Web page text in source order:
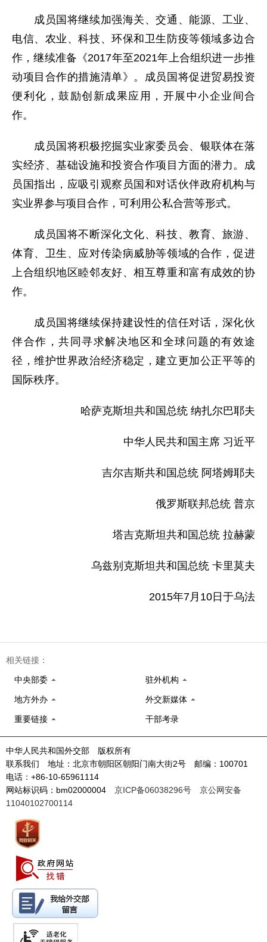
成员国将继续加强海关、交通、能源、工业、
电信、农业、科技、环保和卫生防疫等领域多边合
作，继续准备《2017年至2021年上合组织进一步推
动项目合作的措施清单》。成员国将促进贸易投资
便利化，鼓励创新成果应用，开展中小企业间合
作。
成员国将积极挖掘实业家委员会、银联体在落
实经济、基础设施和投资合作项目方面的潜力。成
员国指出，应吸引观察员国和对话伙伴政府机构与
实业界参与项目合作，可利用公私合营等形式。
成员国将不断深化文化、科技、教育、旅游、
体育、卫生、应对传染病威胁等领域的合作，促进
上合组织地区睦邻友好、相互尊重和富有成效的协
作。
成员国将继续保持建设性的信任对话，深化伙
伴合作，共同寻求解决地区和全球问题的有效途
径，维护世界政治经济稳定，建立更加公正平等的
国际秩序。
哈萨克斯坦共和国总统 纳扎尔巴耶夫
中华人民共和国主席 习近平
吉尔吉斯共和国总统 阿塔姆耶夫
俄罗斯联邦总统 普京
塔吉克斯坦共和国总统 拉赫蒙
乌兹别克斯坦共和国总统 卡里莫夫
2015年7月10日于乌法
相关链接：
中央部委 驻外机构
地方外办 外交新媒体
重要链接 干部考录
中华人民共和国外交部 版权所有
联系我们 地址：北京市朝阳区朝阳门南大街2号 邮编：100701
电话：+86-10-65961114
网站标识码：bm02000004 京ICP备06038296号
京公网安备
11040102700114